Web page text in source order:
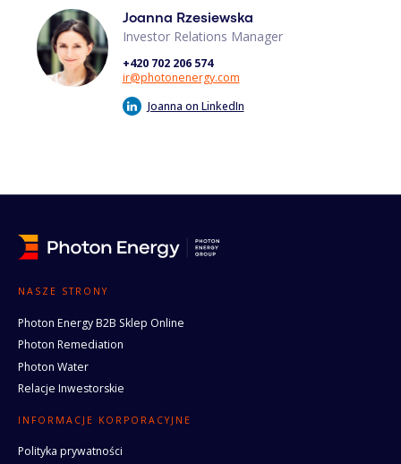
Joanna Rzesiewska
Investor Relations Manager
+420 702 206 574
ir@photonenergy.com
Joanna on LinkedIn
NASZE STRONY
Photon Energy B2B Sklep Online
Photon Remediation
Photon Water
Relacje Inwestorskie
INFORMACJE KORPORACYJNE
Polityka prywatności